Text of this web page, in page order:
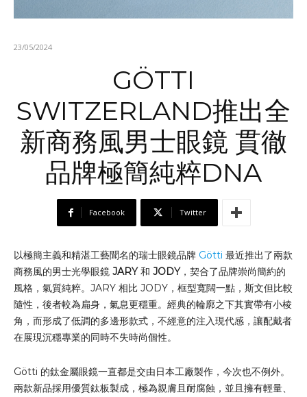
23/05/2024
GÖTTI
SWITZERLAND推出全
新商務風男士眼鏡 貫徹
品牌極簡純粹DNA
Facebook Twitter
以極簡主義和精湛工藝聞名的瑞士眼鏡品牌 Götti 最近推出了兩款
商務風的男士光學眼鏡 JARY和 JODY，契合了品牌崇尚簡約的
風格，氣質純粹。JARY 相比 JODY，框型寬闊一點，斯文但比較
隨性，後者較為扁身，氣息更穩重。經典的輪廓之下其實帶有小棱
角，而形成了低調的多邊形款式，不經意的注入現代感，讓配戴者
在展現沉穩專業的同時不失時尚個性。
Götti 的鈦金屬眼鏡一直都是交由日本工廠製作，今次也不例外。
兩款新品採用優質鈦板製成，極為親膚且耐腐蝕，並且擁有輕量、